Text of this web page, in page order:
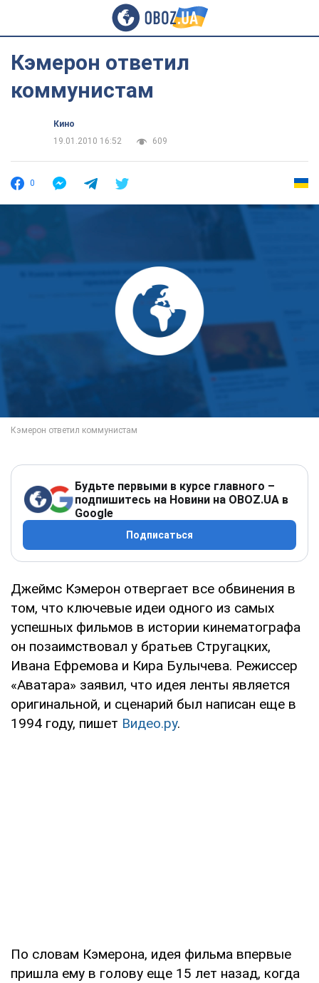
Кэмерон ответил
коммунистам
Кино
19.01.2010 16:52
609
0
Будьте первыми в курсе главного –
подпишитесь на Новини на OBOZ.UA в
Google
Подписаться
Джеймс Кэмерон отвергает все обвинения в
том, что ключевые идеи одного из самых
успешных фильмов в истории кинематографа
он позаимствовал у братьев Стругацких,
Ивана Ефремова и Кира Булычева. Режиссер
«Аватара» заявил, что идея ленты является
оригинальной, и сценарий был написан еще в
1994 году, пишет Видео.ру.
По словам Кэмерона, идея фильма впервые
пришла ему в голову еще 15 лет назад, когда